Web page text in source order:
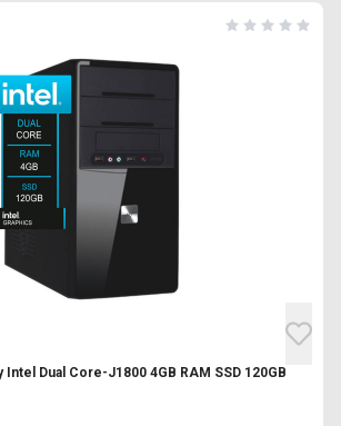
Computador Valianty Intel Dual Core-J1800 4GB RAM SSD 120GB